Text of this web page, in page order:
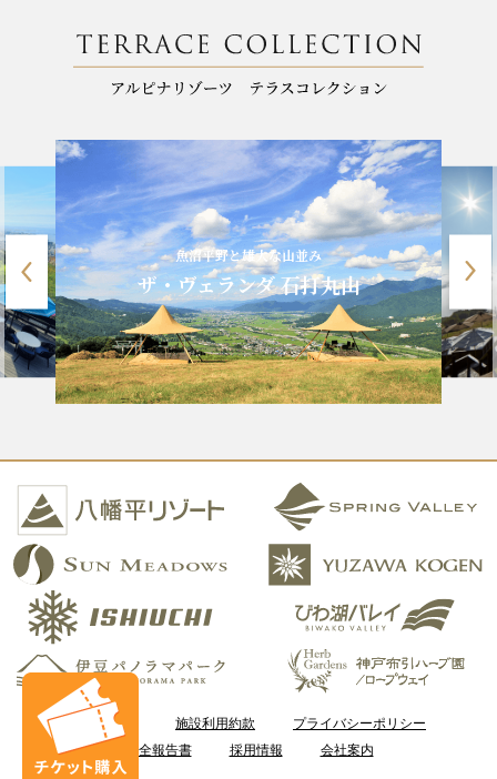
魚沼平野と雄大な山並み
ザ・ヴェランダ 石打丸山
ご利用案内 施設利用約款
プライバシーポリシー
安全報告書
採用情報 会社案内